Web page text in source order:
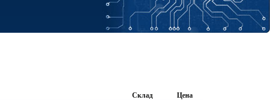
Склад
Цена